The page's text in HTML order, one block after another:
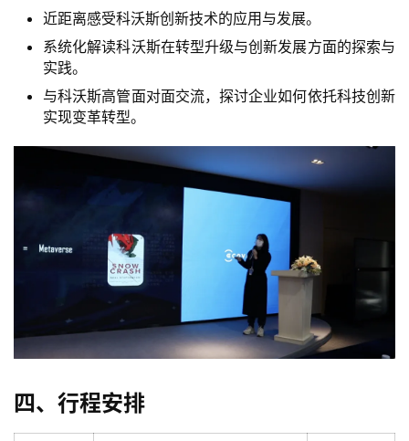
近距离感受科沃斯创新技术的应用与发展。
系统化解读科沃斯在转型升级与创新发展方面的探索与
实践。
与科沃斯高管面对面交流，探讨企业如何依托科技创新
实现变革转型。
四、行程安排